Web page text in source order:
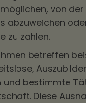
von der
abzuweichen
zu zahlen.
betreffen
und bestimmte
Diese